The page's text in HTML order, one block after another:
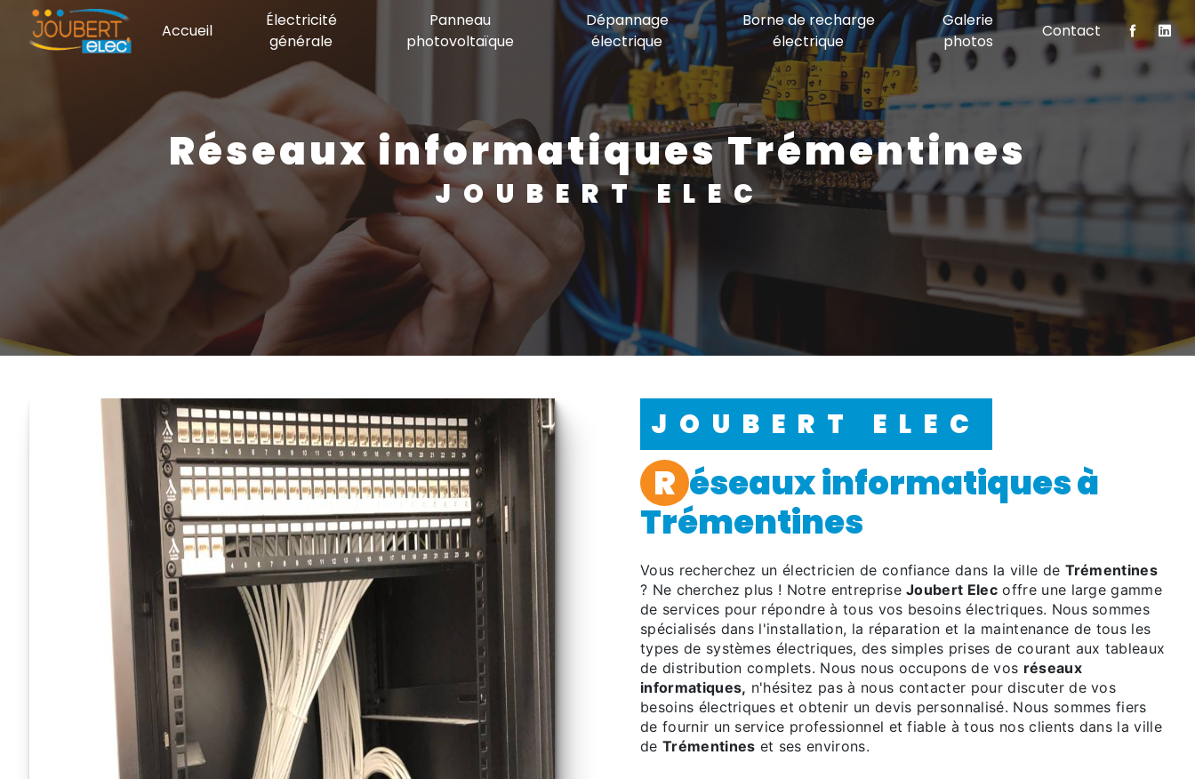
Accueil
Électricité
générale
Panneau
photovoltaïque
Dépannage
électrique
Borne de recharge
électrique
Galerie
photos
Contact
réseaux informatiques Trémentines
JOUBERT ELEC
JOUBERT ELEC
réseaux informatiques à
Trémentines
Vous recherchez un électricien de confiance dans la ville de Trémentines
? Ne cherchez plus ! Notre entrepriseJoubert Elec offre une large gamme
de services pour répondre à tous vos besoins électriques. Nous sommes
spécialisés dans l'installation, la réparation et la maintenance de tous les
types de systèmes électriques, des simples prises de courant aux tableaux
de distribution complets. Nous nous occupons de vos réseaux
informatiques, n'hésitez pas à nous contacter pour discuter de vos
besoins électriques et obtenir un devis personnalisé. Nous sommes fiers
de fournir un service professionnel et fiable à tous nos clients dans la ville
de Trémentines et ses environs.
Panneau de gestion des cookies